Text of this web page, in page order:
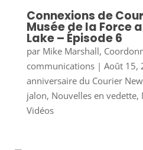
Connexions de
Musée de la Force
Lake – Épisode 6
par Mike Marshall,
communications| Août 15,
anniversaire du Courier
jalon, Nouvelles en vedette,
Vidéos